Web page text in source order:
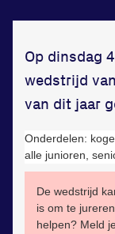
Zet
in
Op dinsdag
wedstrijd
van dit jaar
Onderdelen:
alle junioren,
De wedstrijd
is om te
helpen? Meld